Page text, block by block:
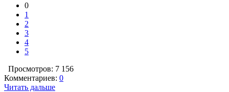
0
1
2
3
4
5
Просмотров: 7 156
Комментариев: 0
Читать дальше